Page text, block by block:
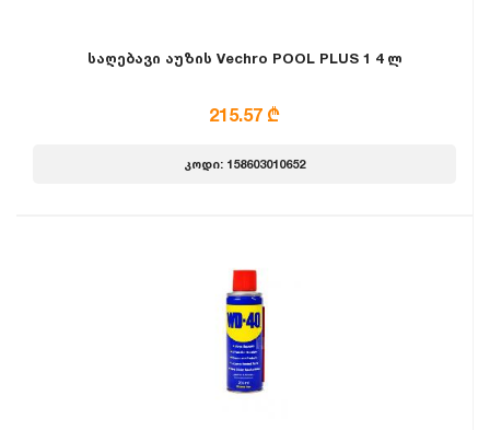
საღებავი აუზის Vechro POOL PLUS 1 4 ლ
215.57 ₾
კოდი: 158603010652